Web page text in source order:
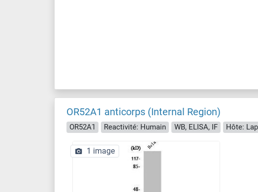
OR52A1 anticorps (Internal Region)
OR52A1 Reactivité: Humain WB, ELISA, IF Hôte:
1 image